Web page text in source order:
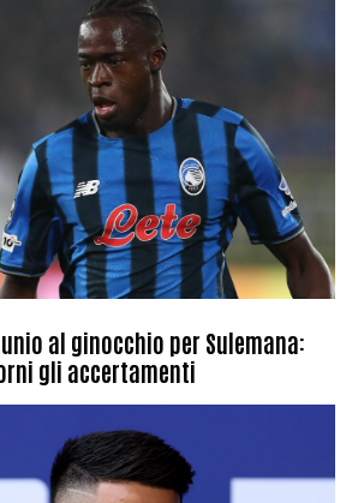
al ginocchio per Sulemana:
gli accertamenti